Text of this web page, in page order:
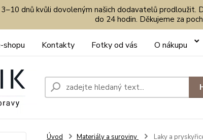
3–10 dnů kvůli dovoleným našich dodavatelů
do 24 hodin. Děkujeme za
shopu Kontakty Fotky od vás O nákupu
Úvod Materiály a suroviny Laky a